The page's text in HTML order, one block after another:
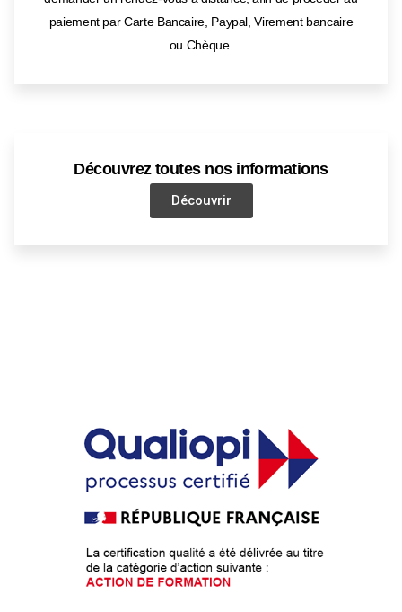
paiement par Carte Bancaire, Paypal, Virement bancaire
ou Chèque.
Découvrez toutes nos informations
Découvrir